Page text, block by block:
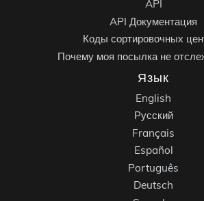
API
API Документация
Коды сортировочных
Почему моя посылка не
Язык
English
Русский
Français
Español
Português
Deutsch